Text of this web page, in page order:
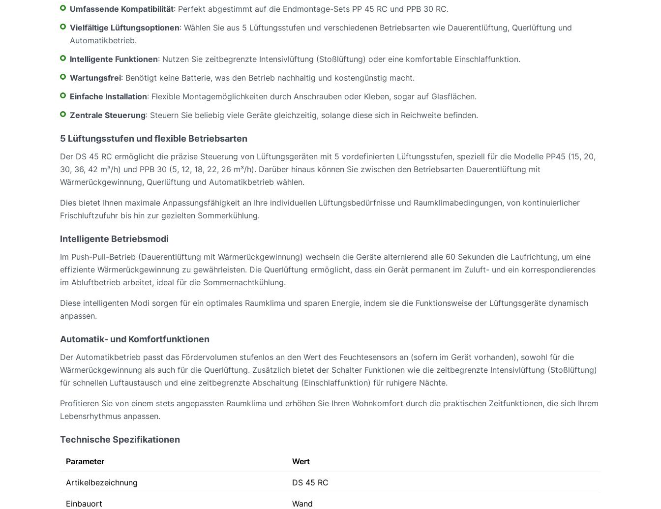
Umfassende Kompatibilität: Perfekt abgestimmt auf die Endmontage-Sets PP 45 RC und PPB 30 RC.
Vielfältige Lüftungsoptionen: Wählen Sie aus 5 Lüftungsstufen und verschiedenen Betriebsarten wie Dauerentlüftung, Querlüftung und
Automatikbetrieb.
Intelligente Funktionen: Nutzen Sie zeitbegrenzte Intensivlüftung (Stoßlüftung) oder eine komfortable Einschlaffunktion.
Wartungsfrei: Benötigt keine Batterie, was den Betrieb nachhaltig und kostengünstig macht.
Einfache Installation: Flexible Montagemöglichkeiten durch Anschrauben oder Kleben, sogar auf Glasflächen.
Zentrale Steuerung: Steuern Sie beliebig viele Geräte gleichzeitig, solange diese sich in Reichweite befinden.
5 Lüftungsstufen und flexible Betriebsarten
Der DS 45 RC ermöglicht die präzise Steuerung von Lüftungsgeräten mit 5 vordefinierten Lüftungsstufen, speziell für die Modelle PP45 (15, 20,
30, 36, 42 m³/h) und PPB 30 (5, 12, 18, 22, 26 m³/h). Darüber hinaus können Sie zwischen den Betriebsarten Dauerentlüftung mit
Wärmerückgewinnung, Querlüftung und Automatikbetrieb wählen.
Dies bietet Ihnen maximale Anpassungsfähigkeit an Ihre individuellen Lüftungsbedürfnisse und Raumklimabedingungen, von kontinuierlicher
Frischluftzufuhr bis hin zur gezielten Sommerkühlung.
Intelligente Betriebsmodi
Im Push-Pull-Betrieb (Dauerentlüftung mit Wärmerückgewinnung) wechseln die Geräte alternierend alle 60 Sekunden die Laufrichtung, um eine
effiziente Wärmerückgewinnung zu gewährleisten. Die Querlüftung ermöglicht, dass ein Gerät permanent im Zuluft- und ein korrespondierendes
im Abluftbetrieb arbeitet, ideal für die Sommernachtkühlung.
Diese intelligenten Modi sorgen für ein optimales Raumklima und sparen Energie, indem sie die Funktionsweise der Lüftungsgeräte dynamisch
anpassen.
Automatik- und Komfortfunktionen
Der Automatikbetrieb passt das Fördervolumen stufenlos an den Wert des Feuchtesensors an (sofern im Gerät vorhanden), sowohl für die
Wärmerückgewinnung als auch für die Querlüftung. Zusätzlich bietet der Schalter Funktionen wie die zeitbegrenzte Intensivlüftung (Stoßlüftung)
für schnellen Luftaustausch und eine zeitbegrenzte Abschaltung (Einschlaffunktion) für ruhigere Nächte.
Profitieren Sie von einem stets angepassten Raumklima und erhöhen Sie Ihren Wohnkomfort durch die praktischen Zeitfunktionen, die sich Ihrem
Lebensrhythmus anpassen.
Technische Spezifikationen
Parameter Wert
Artikelbezeichnung DS 45 RC
Einbauort Wand